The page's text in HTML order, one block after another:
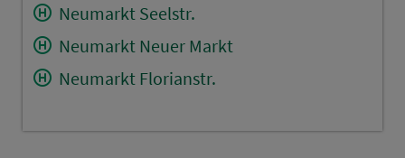
Neumarkt Seelstr.
Neumarkt Neuer Markt
Neumarkt Florianstr.